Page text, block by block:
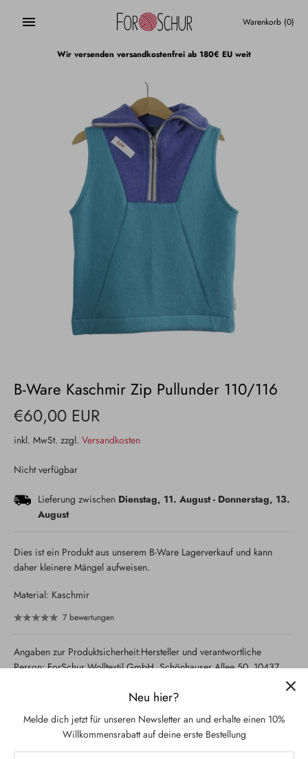
Warenkorb (0)
Wir versenden versandkostenfrei ab 180€ EU weit
B-Ware Kaschmir Zip Pullunder 110/116
€60,00 EUR
inkl. MwSt. zzgl. Versandkosten
Nicht verfügbar
Lieferung zwischen Dienstag, 11. August- Donnerstag, 13.
August
Dies ist ein Produkt aus unserem B-Ware Lagerverkauf und kann
daher kleinere Mängel aufweisen.
Material: Kaschmir
7 bewertungen
Angaben zur Produktsicherheit:Hersteller und verantwortliche
Person: ForSchur Wolltextil GmbH, Schönhauser Allee 50, 10437
Verpasse kein Unikat mehr
Neu hier?
Melde dich jetzt für unseren Newsletter an und erhalte einen 10%
Willkommensrabatt auf deine erste Bestellung